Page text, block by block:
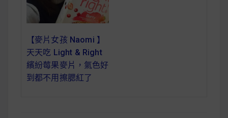
【麥片女孩 Naomi 】
天天吃 Light & Right
繽紛莓果麥片，氣色好
到都不用擦腮紅了